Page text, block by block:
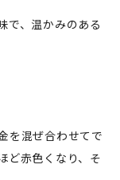
で、温かみのある
を混ぜ合わせてで
ど赤色くなり、そ